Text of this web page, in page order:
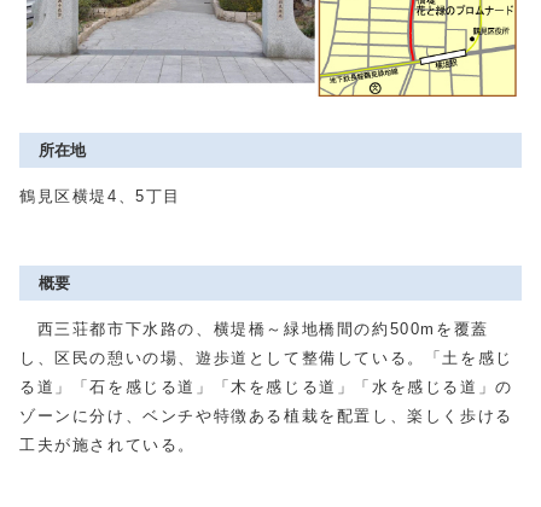
所在地
鶴見区横堤4、5丁目
概要
西三荘都市下水路の、横堤橋～緑地橋間の約500mを覆蓋
し、区民の憩いの場、遊歩道として整備している。「土を感じ
る道」「石を感じる道」「木を感じる道」「水を感じる道」の
ゾーンに分け、ベンチや特徴ある植栽を配置し、楽しく歩ける
工夫が施されている。